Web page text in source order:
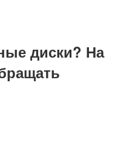
диски? На